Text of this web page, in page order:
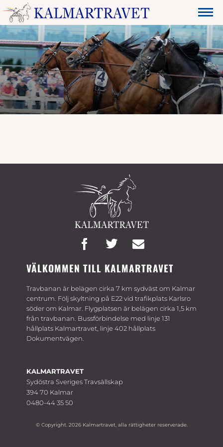
VÄLKOMMEN TILL KALMARTRAVET
Travbanan är belägen cirka 7 km sydväst om Kalmar
centrum. Följ skyltning på E22 vid trafikplats Karlsro
söder om Kalmar. Flygplatsen är belägen cirka 1,5 km
från travbanan. Bussförbindelse med linje 131
hållplats Kalmartravet, linje 402 hållplats
Dokumentvägen.
KALMARTRAVET
Sydöstra Sveriges Travsällskap
394 70 Kalmar
0480-44 35 50
© Copyright. 2026 Kalmartravet, alla rättigheter reserverade.